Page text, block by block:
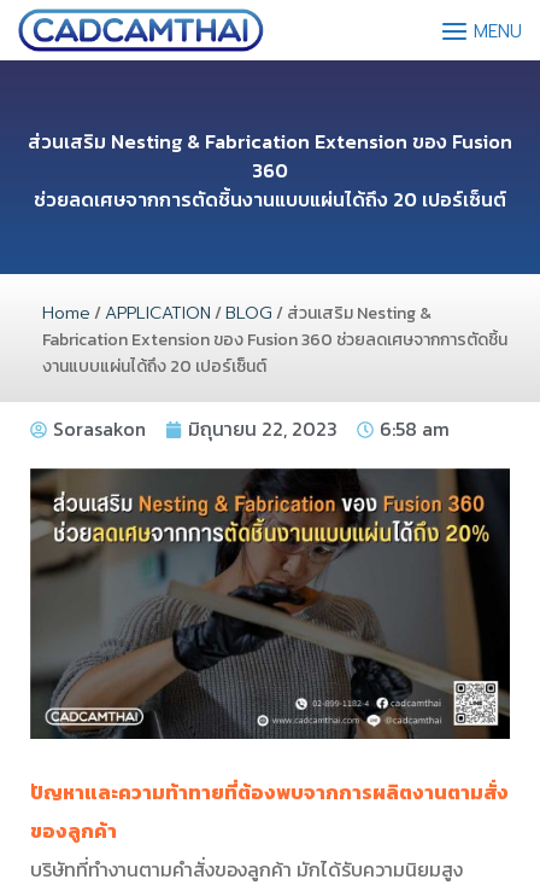
MENU
ส่วนเสริม Nesting & Fabrication Extension ของ Fusion
360
ช่วยลดเศษจากการตัดชิ้นงานแบบแผ่นได้ถึง 20 เปอร์เซ็นต์
Home/APPLICATION/BLOG/ ส่วนเสริม Nesting &
Fabrication Extension ของ Fusion 360 ช่วยลดเศษจากการตัดชิ้น
งานแบบแผ่นได้ถึง 20 เปอร์เซ็นต์
Sorasakon มิถุนายน 22, 2023 6:58 am
ปัญหาและความท้าทายที่ต้องพบจากการผลิตงานตามสั่ง
ของลูกค้า
บริษัทที่ทำงานตามคำสั่งของลูกค้า มักได้รับความนิยมสูง